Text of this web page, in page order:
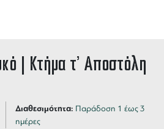
| Κτήμα τ’ Αποστόλη
Διαθεσιμότητα: Παράδοση 1 έως 3
ημέρες